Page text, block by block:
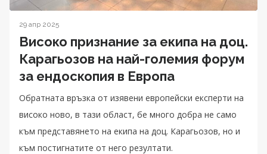
29 апр 2025
Високо признание за екипа на доц.
Карагьозов на най-големия форум
за ендоскопия в Европа
Обратната връзка от изявени европейски експерти на
високо ново, в тази област, бе много добра не само
към представянето на екипа на доц. Карагьозов, но и
към постигнатите от него резултати.